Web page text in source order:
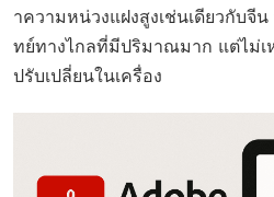
าความหน่วงแฝงสูงเช่นเดียวกับจี
ทย์ทางไกลที่มีปริมาณมาก แต่ไม่เ
ปรับเปลี่ยนในเครื่อง